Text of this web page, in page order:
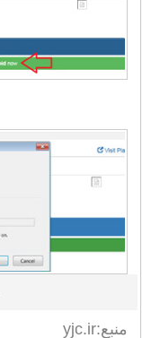
منبع:yjc.ir